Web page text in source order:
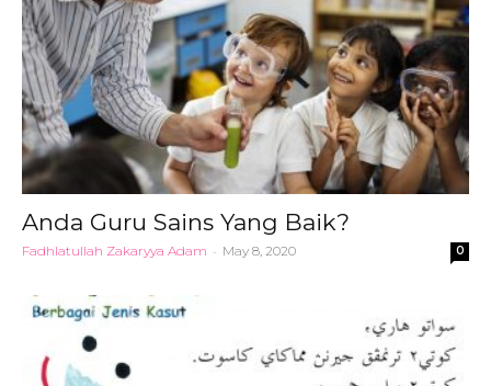
Anda Guru Sains Yang Baik?
Fadhlatullah Zakaryya Adam - May 8, 2020 0